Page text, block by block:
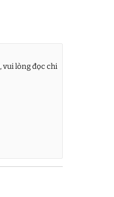
vui lòng đọc chi